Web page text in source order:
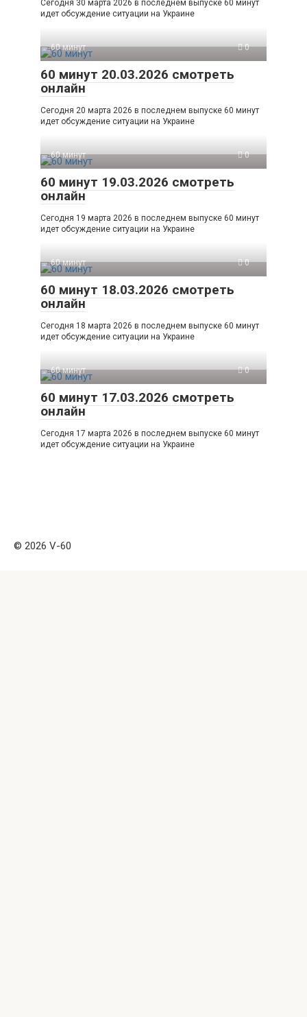
Сегодня 30 марта 2026 в последнем выпуске 60 минут
идет обсуждение ситуации на Украине
60 минут 0
60 минут 20.03.2026 смотреть
онлайн
Сегодня 20 марта 2026 в последнем выпуске 60 минут
идет обсуждение ситуации на Украине
60 минут 0
60 минут 19.03.2026 смотреть
онлайн
Сегодня 19 марта 2026 в последнем выпуске 60 минут
идет обсуждение ситуации на Украине
60 минут 0
60 минут 18.03.2026 смотреть
онлайн
Сегодня 18 марта 2026 в последнем выпуске 60 минут
идет обсуждение ситуации на Украине
60 минут 0
60 минут 17.03.2026 смотреть
онлайн
Сегодня 17 марта 2026 в последнем выпуске 60 минут
идет обсуждение ситуации на Украине
© 2026 V-60